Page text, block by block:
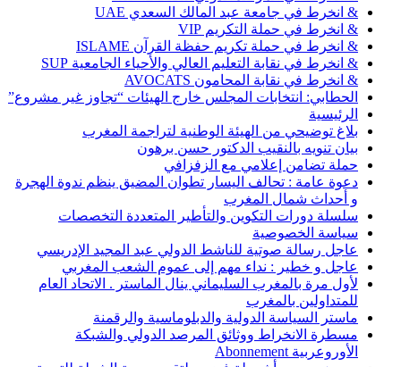
& انخرط في جامعة عبد المالك السعدي UAE
& انخرط في حملة التكريم VIP
& انخرط في حملة تكريم حفظة القرآن ISLAME
& انخرط في نقابة التعليم العالي والأحياء الجامعية SUP
& انخرط في نقابة المحامون AVOCATS
الحطابي: انتخابات المجلس خارج الهيئات “تجاوز غير مشروع”
الرئيسية
بلاغ توضيحي من الهيئة الوطنية لتراجمة المغرب
بيان تنويه بالنقيب الدكتور حسن برهون
حملة تضامن إعلامي مع الزفزافي
دعوة عامة : تحالف اليسار تطوان المضيق ينظم ندوة الهجرة
و أحداث شمال المغرب
سلسلة دورات التكوين والتأطير المتعددة التخصصات
سياسة الخصوصية
عاجل رسالة صوتية للناشط الدولي عبد المجيد الإدريسي
عاجل و خطير : نداء مهم إلى عموم الشعب المغربي
لأول مرة بالمغرب السليماني ينال الماستر . الاتحاد العام
للمتداولين بالمغرب
ماستر السياسة الدولية والدبلوماسية والرقمنة
مسطرة الانخراط ووثائق المرصد الدولي والشبكة
الأوروعربية Abonnement